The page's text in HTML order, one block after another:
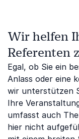
Wir helfen
Referenten
Egal, ob Sie ein
Anlass oder eine
wir unterstützen
Ihre
umfasst auch
hier nicht